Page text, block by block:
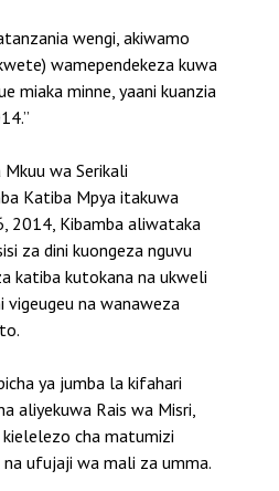
wengi, akiwamo
wamependekeza kuwa
miaka minne, yaani kuanzia
wa Serikali
Katiba Mpya itakuwa
2014, Kibamba aliwataka
za dini kuongeza nguvu
katiba kutokana na ukweli
vigeugeu na wanaweza
ya jumba la kifahari
aliyekuwa Rais wa Misri,
cha matumizi
na ufujaji wa mali za umma.